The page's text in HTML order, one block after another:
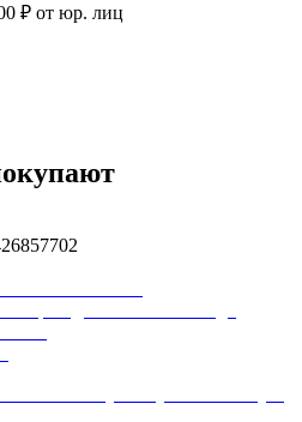
₽ от юр. лиц